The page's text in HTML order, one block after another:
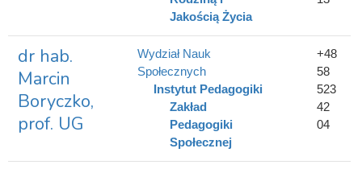
Jakością Życia
dr hab.
Marcin
Boryczko,
prof. UG
+48
58
523
42
04
Wydział Nauk
Społecznych
Instytut Pedagogiki
Zakład
Pedagogiki
Społecznej